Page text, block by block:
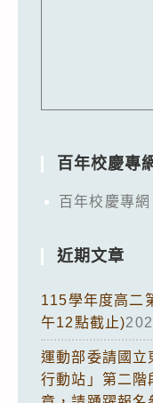
百年校慶專
百年校慶專網
近期文章
115學年度高二
午12點截止)
運動部委請國立
行動站」第二階